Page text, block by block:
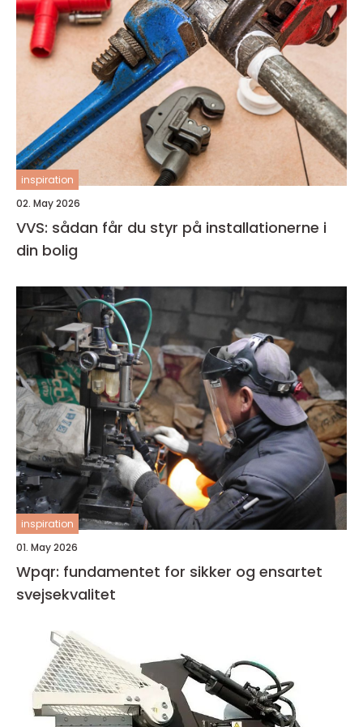
inspiration
02. May 2026
VVS: sådan får du styr på installationerne i
din bolig
inspiration
01. May 2026
Wpqr: fundamentet for sikker og ensartet
svejsekvalitet